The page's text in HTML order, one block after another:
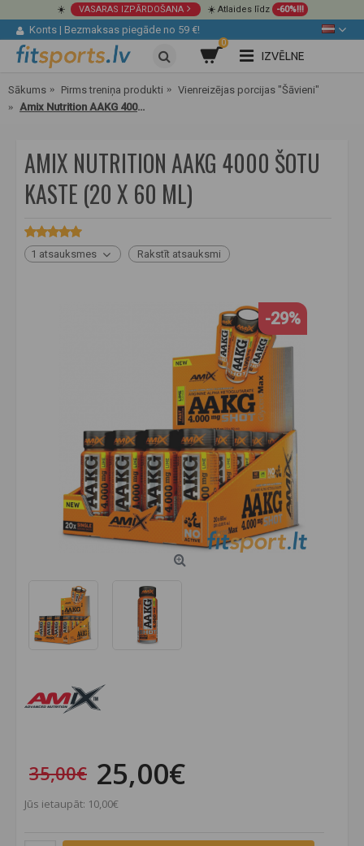
☀️ VASARAS IZPĀRDOŠANA ☀️ Atlaides līdz -60%!!!
Konts | Bezmaksas piegāde no 59 €!
0
IZVĒLNE
Sākums Pirms treniņa produkti
Vienreizējas porcijas "Šāvieni"
Amix Nutrition AAKG 4000 šotu kaste (20 x 60 ml)
AMIX NUTRITION AAKG 4000 ŠOTU
KASTE (20 X 60 ML)
1 atsauksmes Rakstīt atsauksmi
-29%
35,00€ 25,00€
Jūs ietaupāt: 10,00€